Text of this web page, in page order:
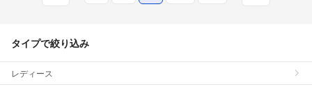
タイプで絞り込み
レディース